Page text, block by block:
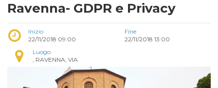
Ravenna- GDPR e Privacy
Inizio
22/11/2018 09:00
Fine
22/11/2018 13:00
Luogo
, RAVENNA, VIA